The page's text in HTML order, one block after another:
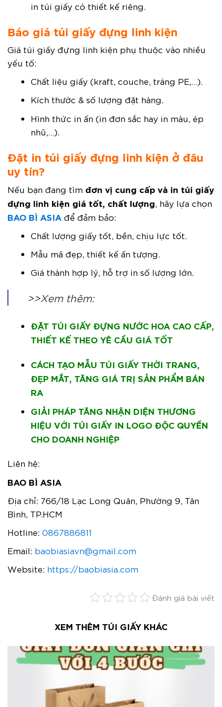
in túi giấy có thiết kế riêng.
Báo giá túi giấy đựng linh kiện
Giá túi giấy đựng linh kiện phụ thuộc vào nhiều
yếu tố:
Chất liệu giấy (kraft, couche, tráng PE,…).
Kích thước & số lượng đặt hàng.
Hình thức in ấn (in đơn sắc hay in màu, ép
nhũ,…).
Đặt in túi giấy đựng linh kiện ở đâu
uy tín?
Nếu bạn đang tìm đơn vị cung cấp và in túi giấy
đựng linh kiện giá tốt, chất lượng , hãy lựa chọn
BAO BÌ ASIA để đảm bảo:
Chất lượng giấy tốt, bền, chịu lực tốt.
Mẫu mã đẹp, thiết kế ấn tượng.
Giá thành hợp lý, hỗ trợ in số lượng lớn.
>>Xem thêm:
ĐẶT TÚI GIẤY ĐỰNG NƯỚC HOA CAO CẤP,
THIẾT KẾ THEO YÊ CẦU GIÁ TỐT
CÁCH TẠO MẪU TÚI GIẤY THỜI TRANG,
ĐẸP MẮT, TĂNG GIÁ TRỊ SẢN PHẨM BÁN
RA
GIẢI PHÁP TĂNG NHẬN DIỆN THƯƠNG
HIỆU VỚI TÚI GIẤY IN LOGO ĐỘC QUYỀN
CHO DOANH NGHIỆP
Liên hệ:
BAO BÌ ASIA
Địa chỉ: 766/18 Lạc Long Quân, Phường 9, Tân
Bình, TP.HCM
Hotline: 0867886811
Email: baobiasiavn@gmail.com
Website: https://baobiasia.com
Đánh giá bài viết
XEM THÊM TÚI GIẤY KHÁC